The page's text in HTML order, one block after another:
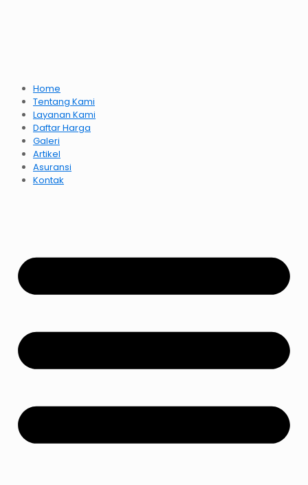
Home
Tentang Kami
Layanan Kami
Daftar Harga
Galeri
Artikel
Asuransi
Kontak